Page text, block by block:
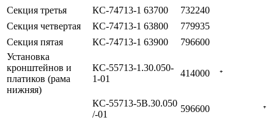
Секция третья
КС-74713-1 63700
732240
Секция четвертая
КС-74713-1 63800
779935
Секция пятая
КС-74713-1 63900
796600
Установка
кронштейнов и
платиков (рама
нижняя)
КС-55713-1.30.050-
1-01
414000 ⁺
КС-55713-5В.30.050
/-01
596600
⁺